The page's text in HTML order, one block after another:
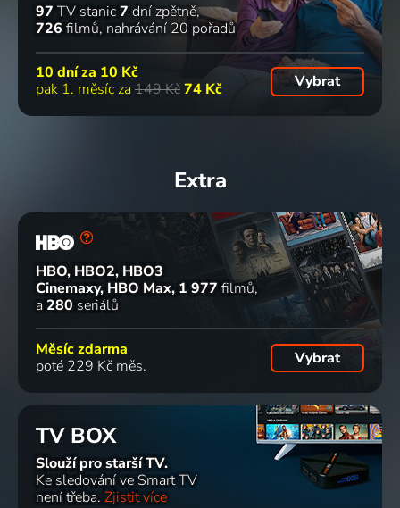
97 TV stanic7 dní zpětně
726 filmů nahrávání 20 pořadů
10 dní za 10 Kč
pak 1. měsíc za 149 Kč74 Kč Vybrat
Extra
HBO, HBO2, HBO3
Cinemaxy, HBO Max 1 977 filmů
a 280 seriálů
Měsíc zdarma
poté 229 Kč měs.
Vybrat
TV BOX
Slouží pro starší TV.
Ke sledování ve Smart TV
není třeba. Zjistit více